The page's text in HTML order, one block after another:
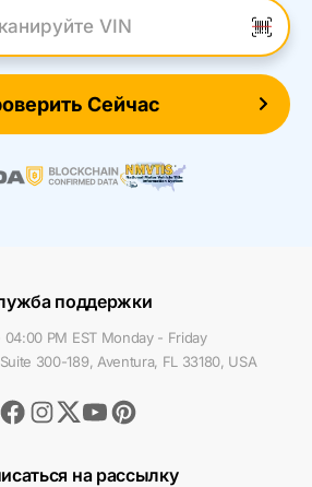
Сейчас
поддержки
PM EST Monday - Friday
300-189, Aventura, FL 33180, USA
Facebook
Instagram
TwitterYoutubePinterest
на рассылку